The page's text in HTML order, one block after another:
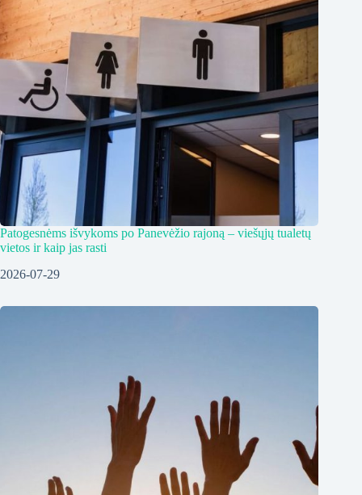
Patogesnėms išvykoms po Panevėžio rajoną – viešųjų tualetų
vietos ir kaip jas rasti
2026-07-29